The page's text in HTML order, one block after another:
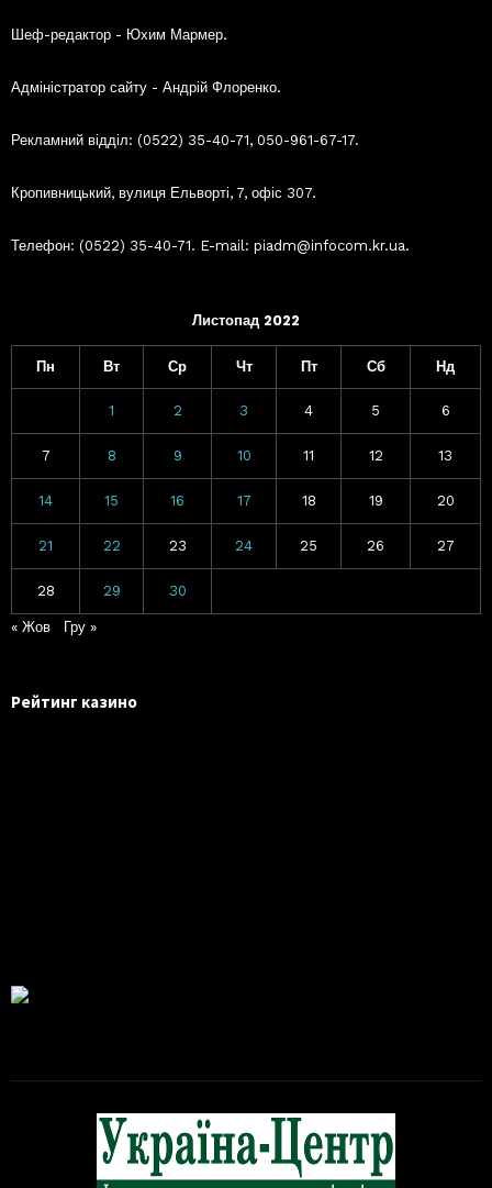
Шеф-редактор - Юхим Мармер.
Адміністратор сайту - Андрій Флоренко.
Рекламний відділ: (0522) 35-40-71, 050-961-67-17.
Кропивницький, вулиця Ельворті, 7, офіс 307.
Телефон: (0522) 35-40-71. E-mail: piadm@infocom.kr.ua.
Листопад 2022
Пн Вт Ср Чт Пт Сб Нд
1 2 3 4 5 6
7 8 9 10 11 12 13
14 15 16 17 18 19 20
21 22 23 24 25 26 27
28 29 30
« Жов Гру »
Рейтинг казино